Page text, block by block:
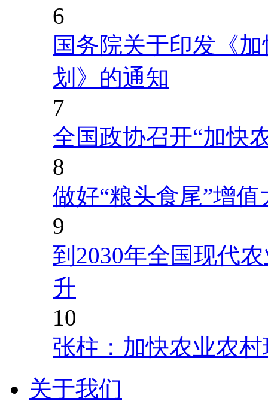
6
国务院关于印发《
划》的通知
7
全国政协召开“加快
8
做好“粮头食尾”增值
9
到2030年全国现代
升
10
张柱：加快农业农
关于我们